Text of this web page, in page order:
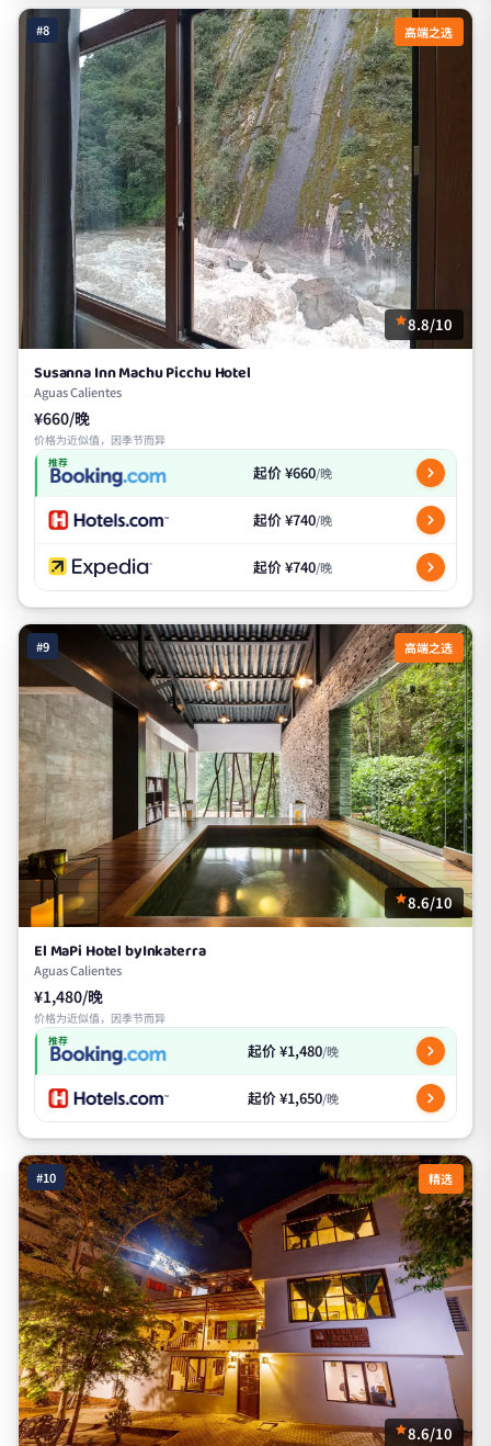
#8 高端之选
8.8/10
Susanna Inn Machu Picchu Hotel
Aguas Calientes
¥660/晚
价格为近似值，因季节而异
推荐 起价 ¥660/晚
起价 ¥740/晚
起价 ¥740/晚
#9 高端之选
8.6/10
El MaPi Hotel byInkaterra
Aguas Calientes
¥1,480/晚
价格为近似值，因季节而异
推荐 起价 ¥1,480/晚
起价 ¥1,650/晚
#10 精选
8.6/10